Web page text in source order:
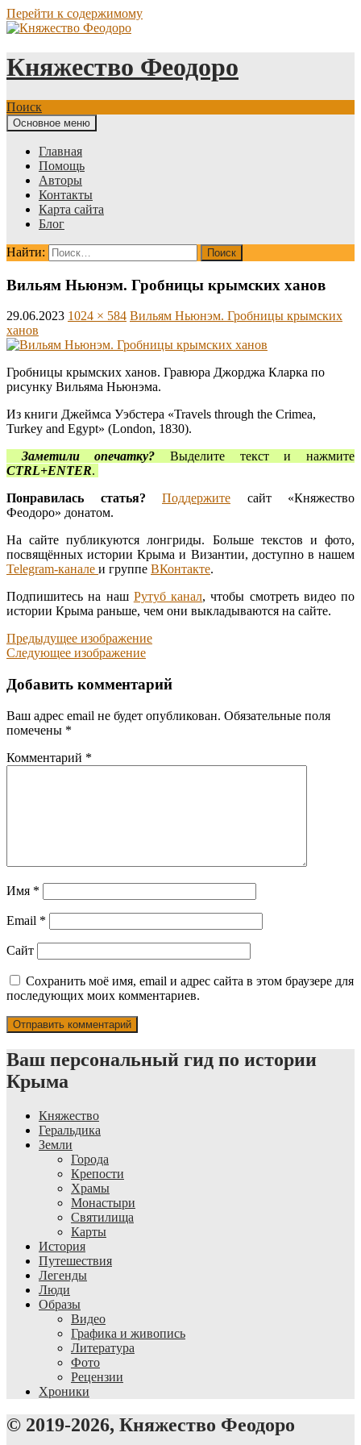
Перейти к содержимому
Княжество Феодоро
Поиск
Основное меню
Главная
Помощь
Авторы
Контакты
Карта сайта
Блог
Найти:
Вильям Ньюнэм. Гробницы крымских ханов
29.06.2023 1024 × 584 Вильям Ньюнэм. Гробницы крымских
ханов
Гробницы крымских ханов. Гравюра Джорджа Кларка по
рисунку Вильяма Ньюнэма.
Из книги Джеймса Уэбстера «Travels through the Crimea,
Turkey and Egypt» (London, 1830).
Заметили опечатку? Выделите текст и нажмите
CTRL+ENTER.
Понравилась статья?
Поддержите сайт «Княжество
Феодоро» донатом.
На сайте публикуются лонгриды. Больше текстов и фото,
посвящённых истории Крыма и Византии, доступно в нашем
Telegram-канале и группе ВКонтакте.
Подпишитесь на наш Рутуб канал, чтобы смотреть видео по
истории Крыма раньше, чем они выкладываются на сайте.
Предыдущее изображение
Следующее изображение
Добавить комментарий
Ваш адрес email не будет опубликован. Обязательные поля
помечены *
Комментарий *
Имя *
Email *
Сайт
Сохранить моё имя, email и адрес сайта в этом браузере для
последующих моих комментариев.
Ваш персональный гид по истории
Крыма
Княжество
Геральдика
Земли
Города
Крепости
Храмы
Монастыри
Святилища
Карты
История
Путешествия
Легенды
Люди
Образы
Видео
Графика и живопись
Литература
Фото
Рецензии
Хроники
© 2019-2026, Княжество Феодоро